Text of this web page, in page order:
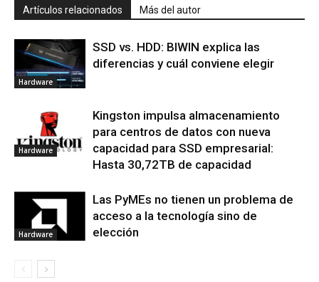
Artículos relacionados Más del autor
Hardware
SSD vs. HDD: BIWIN explica las
diferencias y cuál conviene elegir
Hardware
Kingston impulsa almacenamiento
para centros de datos con nueva
capacidad para SSD empresarial:
Hasta 30,72TB de capacidad
Hardware
Las PyMEs no tienen un problema de
acceso a la tecnología sino de
elección